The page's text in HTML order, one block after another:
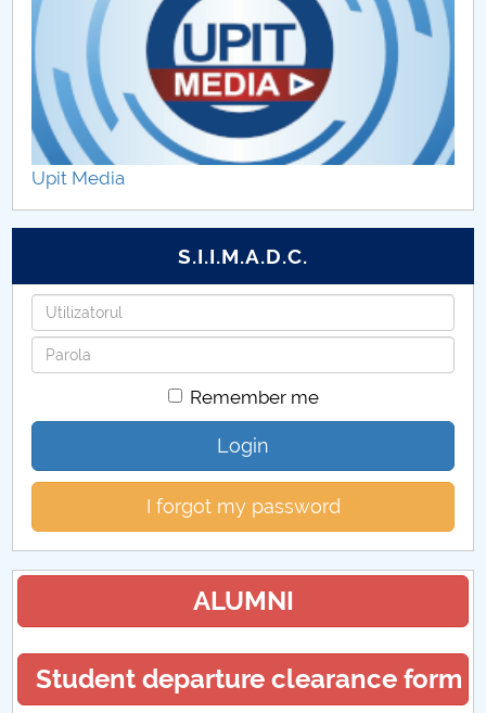
Strategia de cercetare
Domenii de cercetare
Laboratoare coordonate
Domenii de doctorat
Rezultatele activității CDI
Upit Media
S.I.I.M.A.D.C.
Username
Password
Remember me
Login
I forgot my password
ALUMNI
Student departure clearance form